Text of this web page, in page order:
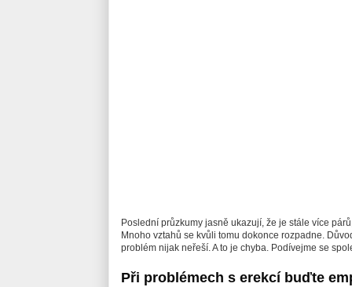
Poslední průzkumy jasně ukazují, že je stále více
Mnoho vztahů se kvůli tomu dokonce rozpadne.
problém nijak neřeší. A to je chyba. Podívejme se
Při problémech s erekcí buďte